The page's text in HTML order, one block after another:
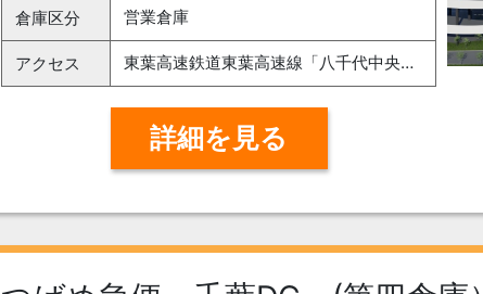
倉庫区分 営業倉庫
アクセス 東葉高速鉄道東葉高速線「八千代中央駅」から約2.2km。東関東自動車道「千葉北IC」から約9.9km。京葉道路「谷津船橋IC」から約12.4km。
詳細を見る